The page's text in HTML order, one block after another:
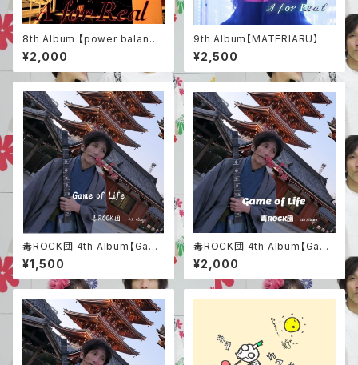
8th Album 【power balanc
e】
¥2,000
9th Album【MATERIARU】
¥2,500
毒ROCK団 4th Album【Gam
e of Life】
¥1,500
毒ROCK団 4th Album【Gam
e of Life】＆毒ROCK団ステッ
カー
¥2,000